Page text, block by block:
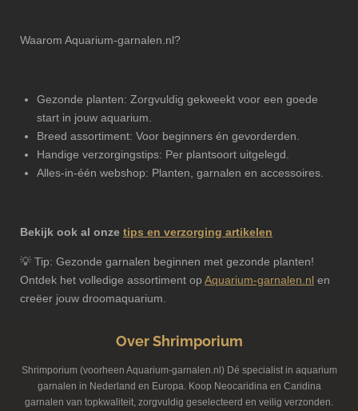
Waarom Aquarium-garnalen.nl?
Gezonde planten: Zorgvuldig gekweekt voor een goede
start in jouw aquarium.
Breed assortiment: Voor beginners én gevorderden.
Handige verzorgingstips: Per plantsoort uitgelegd.
Alles-in-één webshop: Planten, garnalen en accessoires.
Bekijk ook al onze tips en verzorging artikelen
💡 Tip: Gezonde garnalen beginnen met gezonde planten!
Ontdek het volledige assortiment op Aquarium-garnalen.nl en
creëer jouw droomaquarium.
Over Shrimporium
Shrimporium (voorheen Aquarium-garnalen.nl) Dé specialist in aquarium
garnalen in Nederland en Europa. Koop Neocaridina en Caridina
garnalen van topkwaliteit, zorgvuldig geselecteerd en veilig verzonden.